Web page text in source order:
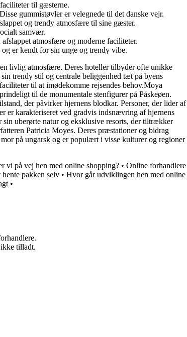
til gæsterne.
gummistøvler er velegnede til det danske vejr.
og trendy atmosfære til sine gæster.
samvær.
atmosfære og moderne faciliteter.
er kendt for sin unge og trendy vibe.
livlig atmosfære. Deres hoteller tilbyder ofte unikke
trendy stil og centrale beliggenhed tæt på byens
til at imødekomme rejsendes behov.Moya
til de monumentale stenfigurer på Påskeøen.
der påvirker hjernens blodkar. Personer, der lider af
er karakteriseret ved gradvis indsnævring af hjernens
uberørte natur og eksklusive resorts, der tiltrækker
Patricia Moyes. Deres præstationer og bidrag
på ungarsk og er populært i visse kulturer og regioner
vi på vej hen med online shopping? • Online forhandlere
pakken selv • Hvor går udviklingen hen med online
•
tilladt.